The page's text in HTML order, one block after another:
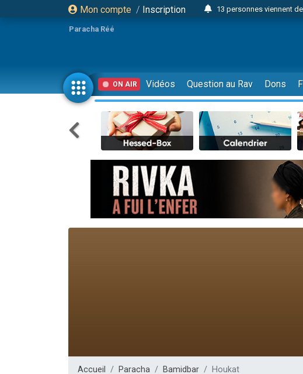
Mon compte / Inscription
13 personnes viennent
12 nouvelles
30 personnes
3 personnes viennent
2 personnes viennent de
3 personnes viennent
2 nouvelles
8 personnes
4 personnes
Nouvelle émission radio
61 personnes viennent
Il reste 49 places
2 personnes
10 personnes viennent
Paracha Réé
ON AIR Vidéos Question au Rav Dons
Accueil Paracha Bamidbar Houkat